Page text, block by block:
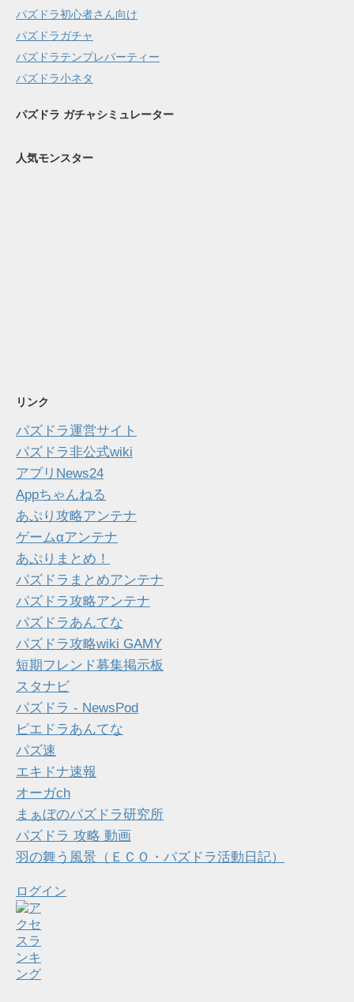
パズドラ初心者さん向け
パズドラガチャ
パズドラテンプレパーティー
パズドラ小ネタ
パズドラ ガチャシミュレーター
人気モンスター
リンク
パズドラ運営サイト
パズドラ非公式wiki
アプリNews24
Appちゃんねる
あぷり攻略アンテナ
ゲームαアンテナ
あぷりまとめ！
パズドラまとめアンテナ
パズドラ攻略アンテナ
パズドラあんてな
パズドラ攻略wiki GAMY
短期フレンド募集掲示板
スタナビ
パズドラ - NewsPod
ピエドラあんてな
パズ速
エキドナ速報
オーガch
まぁぼのパズドラ研究所
パズドラ 攻略 動画
羽の舞う風景（ＥＣＯ・パズドラ活動日記）
ログイン